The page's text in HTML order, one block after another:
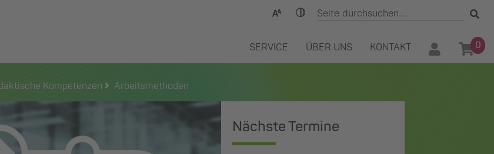
SERVICE ÜBER UNS KONTAKT 0
Kompetenzen Arbeitsmethoden
Nächste Termine